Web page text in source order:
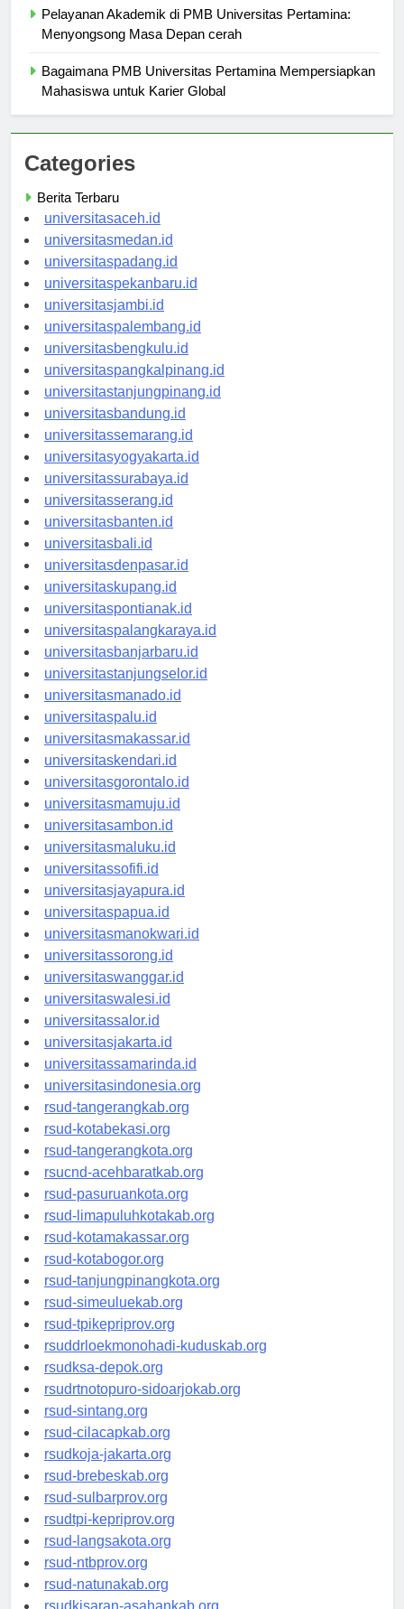
Pelayanan Akademik di PMB Universitas Pertamina:
Bagaimana PMB Universitas Pertamina Mempersiapkan
Categories
Berita Terbaru
universitasaceh.id
universitasmedan.id
universitaspadang.id
universitaspekanbaru.id
universitasjambi.id
universitaspalembang.id
universitasbengkulu.id
universitaspangkalpinang.id
universitastanjungpinang.id
universitasbandung.id
universitassemarang.id
universitasyogyakarta.id
universitassurabaya.id
universitasserang.id
universitasbanten.id
universitasbali.id
universitasdenpasar.id
universitaskupang.id
universitaspontianak.id
universitaspalangkaraya.id
universitasbanjarbaru.id
universitastanjungselor.id
universitasmanado.id
universitaspalu.id
universitasmakassar.id
universitaskendari.id
universitasgorontalo.id
universitasmamuju.id
universitasambon.id
universitasmaluku.id
universitassofifi.id
universitasjayapura.id
universitaspapua.id
universitasmanokwari.id
universitassorong.id
universitaswanggar.id
universitaswalesi.id
universitassalor.id
universitasjakarta.id
universitassamarinda.id
universitasindonesia.org
rsud-tangerangkab.org
rsud-kotabekasi.org
rsud-tangerangkota.org
rsucnd-acehbaratkab.org
rsud-pasuruankota.org
rsud-limapuluhkotakab.org
rsud-kotamakassar.org
rsud-kotabogor.org
rsud-tanjungpinangkota.org
rsud-simeuluekab.org
rsud-tpikepriprov.org
rsuddrloekmonohadi-kuduskab.org
rsudksa-depok.org
rsudrtnotopuro-sidoarjokab.org
rsud-sintang.org
rsud-cilacapkab.org
rsudkoja-jakarta.org
rsud-brebeskab.org
rsud-sulbarprov.org
rsudtpi-kepriprov.org
rsud-langsakota.org
rsud-ntbprov.org
rsud-natunakab.org